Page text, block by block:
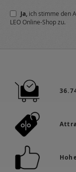
Newsletter
a:
Ja, ich stimme den
LEO Online-Shop zu.